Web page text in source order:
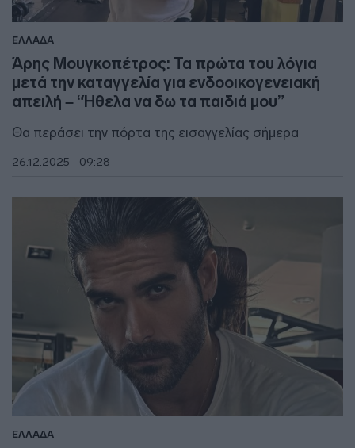
ΕΛΛΑΔΑ
Άρης Μουγκοπέτρος: Τα πρώτα του λόγια
μετά την καταγγελία για ενδοοικογενειακή
απειλή – “Ήθελα να δω τα παιδιά μου”
Θα περάσει την πόρτα της εισαγγελίας σήμερα
26.12.2025 - 09:28
ΕΛΛΑΔΑ